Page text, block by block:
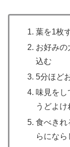
葉を1枚
お好みの
込む
5分ほど
味見をし
うどよけ
食べきれ
らになら